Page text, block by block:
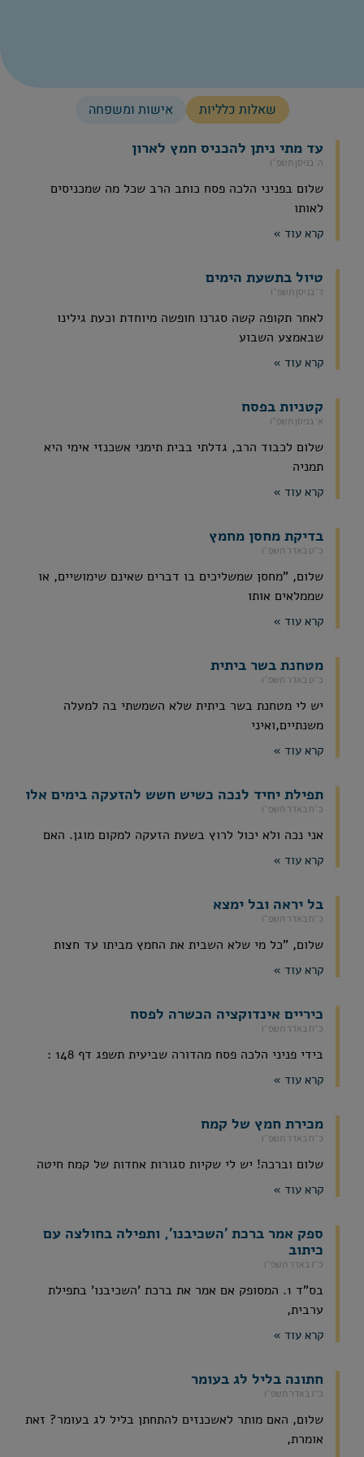
שאלות כלליות
אישות ומשפחה
עד מתי ניתן להכניס חמץ לארון
ה׳ בניסן תשפ״ו
שלום בפניני הלכה פסח כותב הרב שכל מה שמכניסים
לאותו
קרא עוד »
טיול בתשעת הימים
ד׳ בניסן תשפ״ו
לאחר תקופה קשה סגרנו חופשה מיוחדת וכעת גילינו
שבאמצע השבוע
קרא עוד »
קטניות בפסח
א׳ בניסן תשפ״ו
שלום לכבוד הרב, גדלתי בבית תימני אשכנזי אימי היא
תמניה
קרא עוד »
בדיקת מחסן מחמץ
כ״ט באדר תשפ״ו
שלום, "מחסן שמשליכים בו דברים שאינם שימושיים, או
שממלאים אותו
קרא עוד »
מטחנת בשר ביתית
כ״ט באדר תשפ״ו
יש לי מטחנת בשר ביתית שלא השמשתי בה למעלה
משנתיים,ואיני
קרא עוד »
תפילת יחיד לנכה כשיש חשש להזעקה בימים אלו
כ״ח באדר תשפ״ו
אני נכה ולא יכול לרוץ בשעת הזעקה למקום מוגן. האם
קרא עוד »
בל יראה ובל ימצא
כ״ח באדר תשפ״ו
שלום, "כל מי שלא השבית את החמץ מביתו עד חצות
קרא עוד »
כיריים אינדוקציה הכשרה לפסח
כ״ח באדר תשפ״ו
בידי פניני הלכה פסח מהדורה שביעית תשפג דף 148 :
קרא עוד »
מכירת חמץ של קמח
כ״ח באדר תשפ״ו
שלום וברכה! יש לי שקיות סגורות אחדות של קמח חיטה
קרא עוד »
ספק אמר ברכת 'השכיבנו', ותפילה בחולצה עם
כיתוב
כ״ז באדר תשפ״ו
בס"ד 1. המסופק אם אמר את ברכת 'השכיבנו' בתפילת
ערבית,
קרא עוד »
חתונה בליל לג בעומר
כ״ז באדר תשפ״ו
שלום, האם מותר לאשכנזים להתחתן בליל לג בעומר? זאת
אומרת,